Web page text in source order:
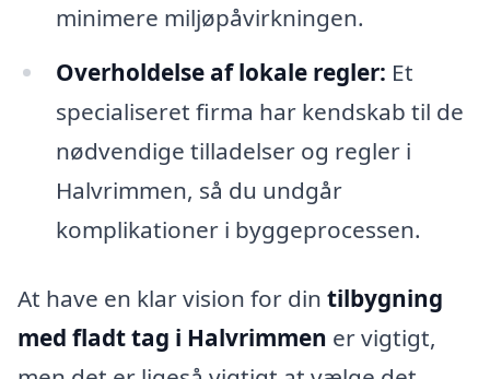
minimere miljøpåvirkningen.
Overholdelse af lokale regler: Et
specialiseret firma har kendskab til de
nødvendige tilladelser og regler i
Halvrimmen, så du undgår
komplikationer i byggeprocessen.
At have en klar vision for din tilbygning
med fladt tag i Halvrimmen er vigtigt,